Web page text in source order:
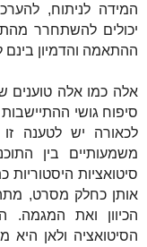
המידה לניתוח,
יכולים להשתחרר
ההתאמה והדמיון
אלה כמו אלה טוענים
סיפוח גושי
לכאורה יש לטענה
משמעותיים בין
סיטואציות
אותן כחלק מסרט,
הכיוון ואת
הסיטואציה ולאן